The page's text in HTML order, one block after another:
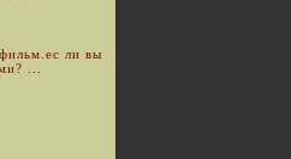
ли вы
...